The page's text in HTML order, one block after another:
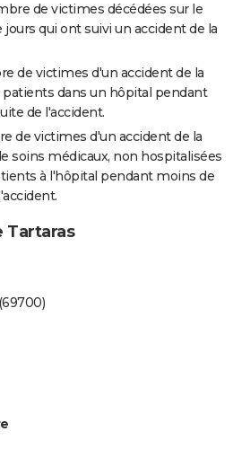
de victimes décédées sur le
qui ont suivi un accident de la
de victimes d'un accident de la
dans un hôpital pendant
de l'accident.
de victimes d'un accident de la
soins médicaux, non hospitalisées
à l'hôpital pendant moins de
Tartaras